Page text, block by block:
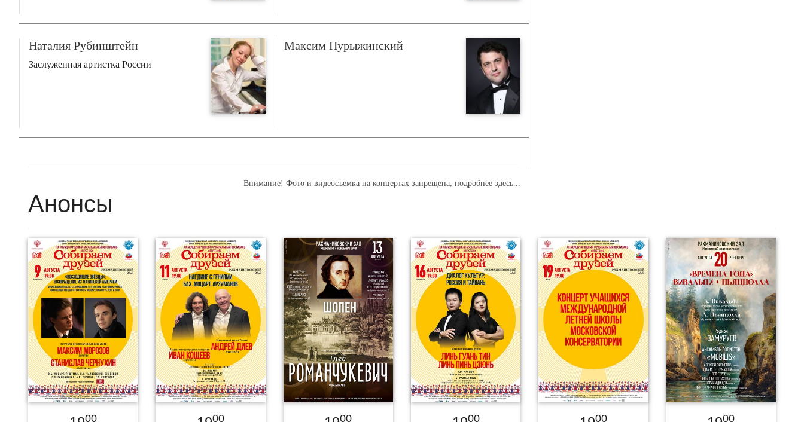
Наталия Рубинштейн
Заслуженная артистка России
Максим Пурыжинский
Внимание! Фото и видеосъемка на концертах запрещена,подробнее здесь...
Анонсы
00 00 00 00 00 00